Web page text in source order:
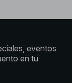
eventos
en tu